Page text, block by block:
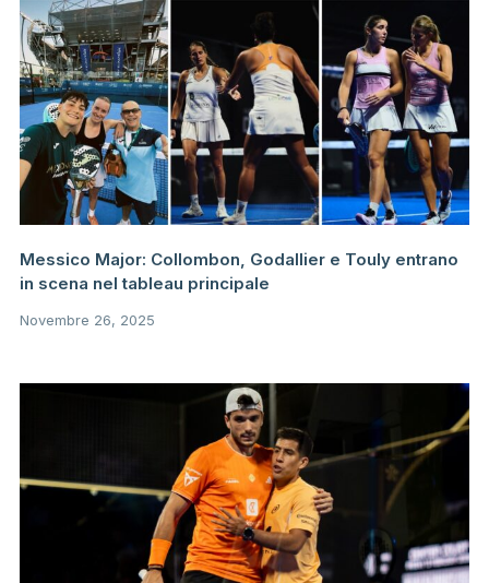
Messico Major: Collombon, Godallier e Touly entrano
in scena nel tableau principale
Novembre 26, 2025